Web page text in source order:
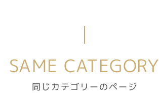
同じカテゴリーのページ
SAME CATEGORY